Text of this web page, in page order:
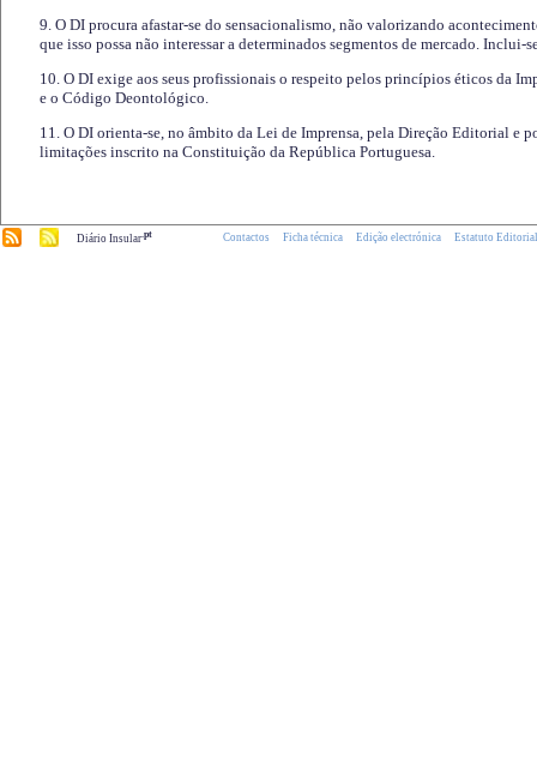
9. O DI procura afastar-se do sensacionalismo, não valorizando
que isso possa não interessar a determinados segmentos de mercado.
10. O DI exige aos seus profissionais o respeito pelos princípios éticos da
e o Código Deontológico.
11. O DI orienta-se, no âmbito da Lei de Imprensa, pela Direção Editorial e
limitações inscrito na Constituição da República Portuguesa.
Diário Insular.pt Contactos Ficha técnica Edição electrónica Estatuto Editorial